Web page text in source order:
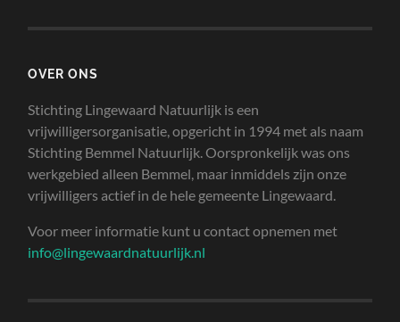
OVER ONS
Stichting Lingewaard Natuurlijk is een
vrijwilligersorganisatie, opgericht in 1994 met als naam
Stichting Bemmel Natuurlijk. Oorspronkelijk was ons
werkgebied alleen Bemmel, maar inmiddels zijn onze
vrijwilligers actief in de hele gemeente Lingewaard.
Voor meer informatie kunt u contact opnemen met
info@lingewaardnatuurlijk.nl